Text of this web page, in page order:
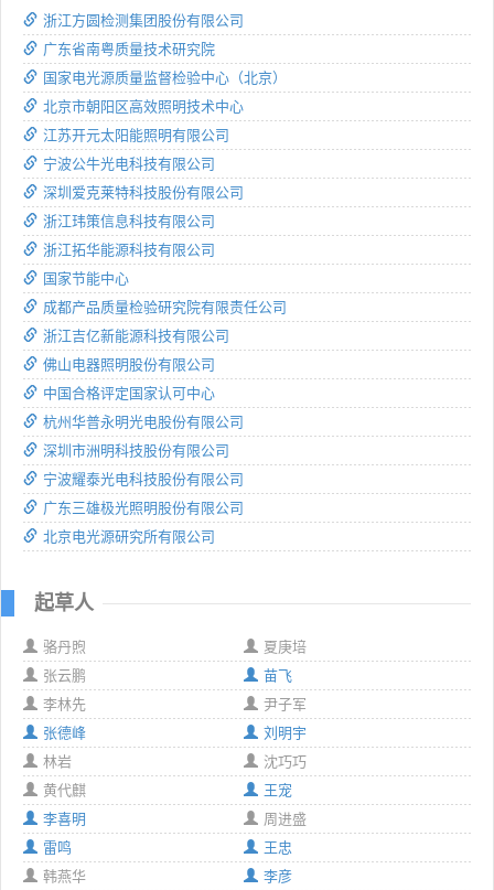
浙江方圆检测集团股份有限公司
广东省南粤质量技术研究院
国家电光源质量监督检验中心（北京）
北京市朝阳区高效照明技术中心
江苏开元太阳能照明有限公司
宁波公牛光电科技有限公司
深圳爱克莱特科技股份有限公司
浙江玮策信息科技有限公司
浙江拓华能源科技有限公司
国家节能中心
成都产品质量检验研究院有限责任公司
浙江吉亿新能源科技有限公司
佛山电器照明股份有限公司
中国合格评定国家认可中心
杭州华普永明光电股份有限公司
深圳市洲明科技股份有限公司
宁波耀泰光电科技股份有限公司
广东三雄极光照明股份有限公司
北京电光源研究所有限公司
起草人
骆丹煦
夏庚培
张云鹏
苗飞
李林先
尹子军
张德峰
刘明宇
林岩
沈巧巧
黄代麒
王宠
李喜明
周进盛
雷鸣
王忠
韩燕华
李彦